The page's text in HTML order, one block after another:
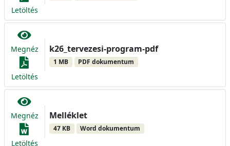
Letöltés
Megnéz
Letöltés
k26_tervezesi-program-pdf
1 MB PDF dokumentum
Megnéz
Letöltés
Melléklet
47 KB Word dokumentum